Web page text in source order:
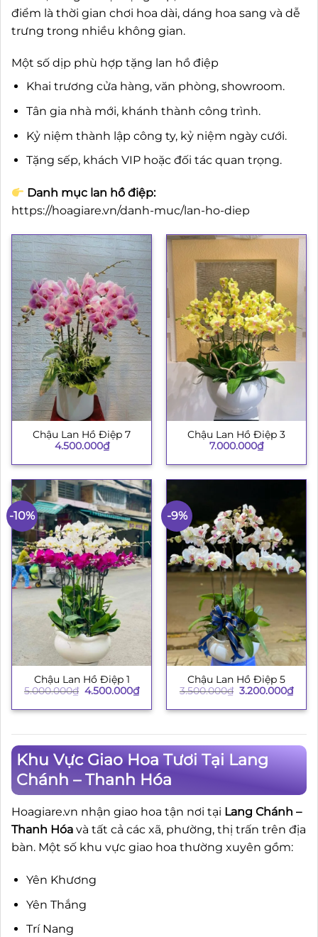
điểm là thời gian chơi hoa dài, dáng hoa sang và dễ
trưng trong nhiều không gian.
Một số dịp phù hợp tặng lan hồ điệp
Khai trương cửa hàng, văn phòng, showroom.
Tân gia nhà mới, khánh thành công trình.
Kỷ niệm thành lập công ty, kỷ niệm ngày cưới.
Tặng sếp, khách VIP hoặc đối tác quan trọng.
Danh mục lan hồ điệp:
https://hoagiare.vn/danh-muc/lan-ho-diep
Chậu Lan Hồ Điệp 7
4.500.000₫
Chậu Lan Hồ Điệp 3
7.000.000₫
-10%
Chậu Lan Hồ Điệp 1
5.000.000₫ Giá
là:
4.500.000₫Giá
hiện
tại
-9%
Chậu Lan Hồ Điệp 5
3.500.000₫ Giá
là:
3.200.000₫Giá
hiện
tại
Khu Vực Giao Hoa Tươi Tại Lang
Chánh – Thanh Hóa
Hoagiare.vn nhận giao hoa tận nơi tại Lang Chánh –
Thanh Hóa và tất cả các xã, phường, thị trấn trên địa
bàn. Một số khu vực giao hoa thường xuyên gồm:
Yên Khương
Yên Thắng
Trí Nang